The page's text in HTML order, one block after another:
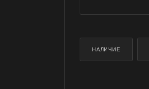
НАЛИЧИЕ